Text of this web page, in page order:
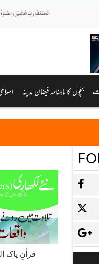
بچّوں کا ماہنامہ فیضان مدینہ
قراٰنِ پاک